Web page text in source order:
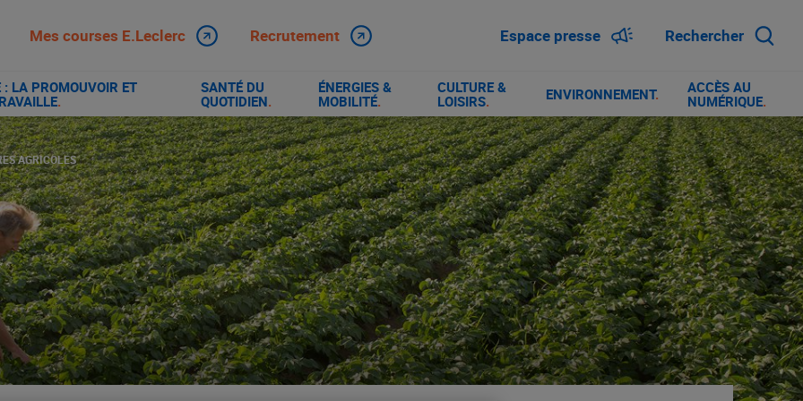
Mes courses E.Leclerc Recrutement Espace presse Rechercher
LA PROMOUVOIR ET
.
SANTÉ DU
QUOTIDIEN.
ÉNERGIES &
MOBILITÉ.
CULTURE &
LOISIRS. ENVIRONNEMENT.
ACCÈS AU
NUMÉRIQUE.
AGRICOLES